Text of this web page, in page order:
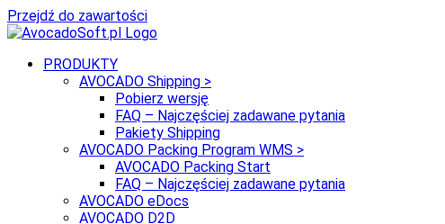
Przejdź do zawartości
PRODUKTY
AVOCADO Shipping >
Pobierz wersję
FAQ – Najczęściej zadawane pytania
Pakiety Shipping
AVOCADO Packing Program WMS >
AVOCADO Packing Start
FAQ – Najczęściej zadawane pytania
AVOCADO eDocs
AVOCADO D2D